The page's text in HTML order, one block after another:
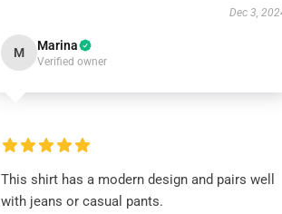
Dec 3,
M Marina
Verified owner
This shirt has a modern design and pairs well
with jeans or casual pants.